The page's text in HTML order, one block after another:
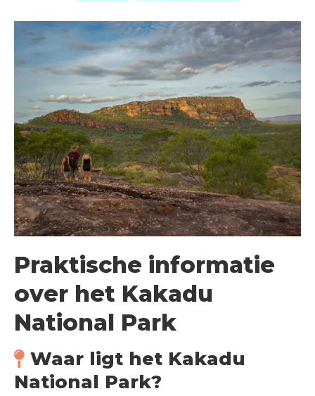
Praktische informatie
over het Kakadu
National Park
Waar ligt het Kakadu
National Park?